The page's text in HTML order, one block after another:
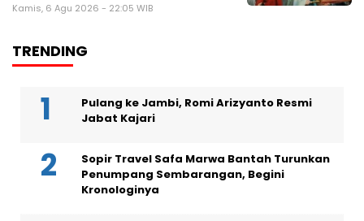
Kamis, 6 Agu 2026 - 22:05 WIB
TRENDING
Pulang ke Jambi, Romi Arizyanto Resmi
Jabat Kajari
Sopir Travel Safa Marwa Bantah Turunkan
Penumpang Sembarangan, Begini
Kronologinya